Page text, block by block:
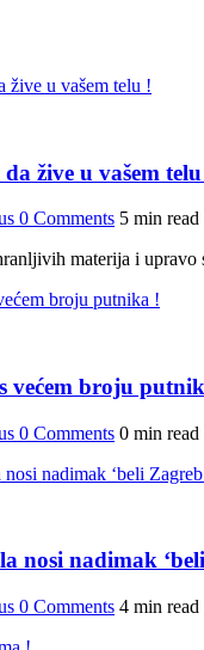
žive u vašem
0 Comments 5 min read
materija i
većem broju
0 Comments 0 min read
nosi nadimak
0 Comments 4 min read